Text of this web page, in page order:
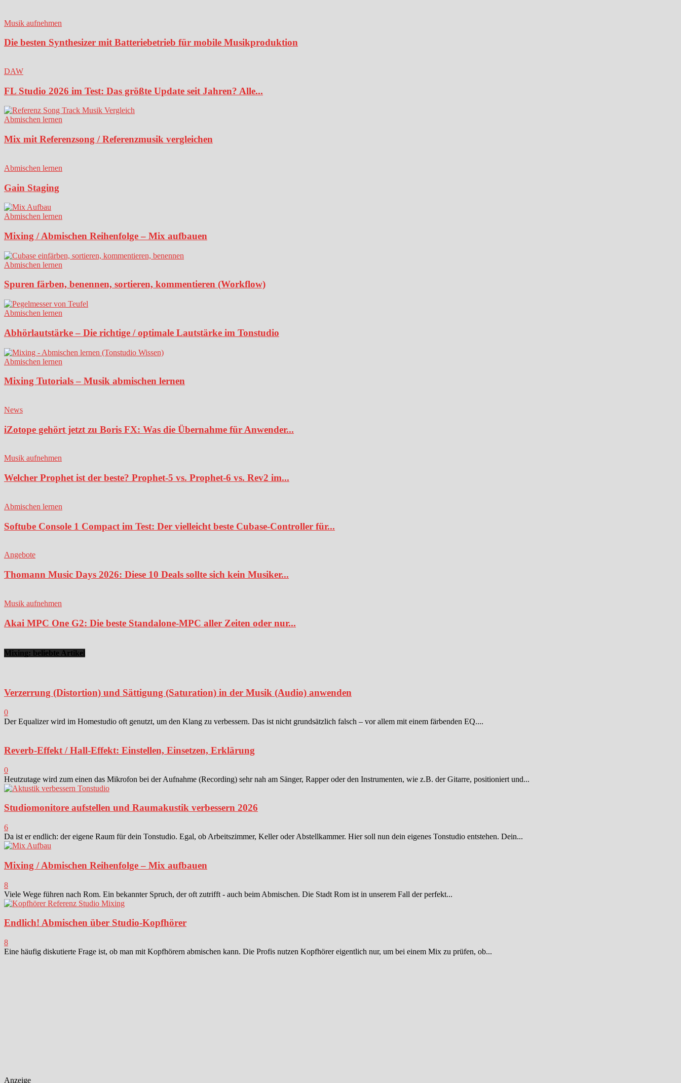
Musik aufnehmen
Die besten Synthesizer mit Batteriebetrieb für mobile Musikproduktion
DAW
FL Studio 2026 im Test: Das größte Update seit Jahren? Alle...
Abmischen lernen
Mix mit Referenzsong / Referenzmusik vergleichen
Abmischen lernen
Gain Staging
Abmischen lernen
Mixing / Abmischen Reihenfolge – Mix aufbauen
Abmischen lernen
Spuren färben, benennen, sortieren, kommentieren (Workflow)
Abmischen lernen
Abhörlautstärke – Die richtige / optimale Lautstärke im Tonstudio
Abmischen lernen
Mixing Tutorials – Musik abmischen lernen
News
iZotope gehört jetzt zu Boris FX: Was die Übernahme für Anwender...
Musik aufnehmen
Welcher Prophet ist der beste? Prophet-5 vs. Prophet-6 vs. Rev2 im...
Abmischen lernen
Softube Console 1 Compact im Test: Der vielleicht beste Cubase-Controller für...
Angebote
Thomann Music Days 2026: Diese 10 Deals sollte sich kein Musiker...
Musik aufnehmen
Akai MPC One G2: Die beste Standalone-MPC aller Zeiten oder nur...
Mixing: beliebte Artikel
Verzerrung (Distortion) und Sättigung (Saturation) in der Musik (Audio) anwenden
0
Der Equalizer wird im Homestudio oft genutzt, um den Klang zu verbessern. Das ist nicht grundsätzlich falsch – vor allem mit einem färbenden EQ....
Reverb-Effekt / Hall-Effekt: Einstellen, Einsetzen, Erklärung
0
Heutzutage wird zum einen das Mikrofon bei der Aufnahme (Recording) sehr nah am Sänger, Rapper oder den Instrumenten, wie z.B. der Gitarre, positioniert und...
Studiomonitore aufstellen und Raumakustik verbessern 2026
6
Da ist er endlich: der eigene Raum für dein Tonstudio. Egal, ob Arbeitszimmer, Keller oder Abstellkammer. Hier soll nun dein eigenes Tonstudio entstehen. Dein...
Mixing / Abmischen Reihenfolge – Mix aufbauen
8
Viele Wege führen nach Rom. Ein bekannter Spruch, der oft zutrifft - auch beim Abmischen. Die Stadt Rom ist in unserem Fall der perfekt...
Endlich! Abmischen über Studio-Kopfhörer
8
Eine häufig diskutierte Frage ist, ob man mit Kopfhörern abmischen kann. Die Profis nutzen Kopfhörer eigentlich nur, um bei einem Mix zu prüfen, ob...
Anzeige